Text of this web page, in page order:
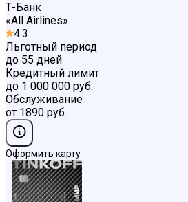
Т-Банк
«All Airlines»
4.3
Льготный период
до 55 дней
Кредитный лимит
до 1 000 000 руб.
Обслуживание
от 1890 руб.
Оформить карту